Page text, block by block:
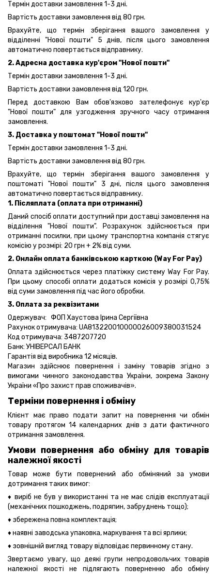
Термін доставки замовлення 1-3 дні.
Вартість доставки замовлення від 80 грн.
Врахуйте, що термін зберігання вашого замовлення у
відділенні "Нової пошти" 5 днів, після цього замовлення
автоматично повертається відправнику.
2. Адресна доставка кур'єром "Нової пошти"
Термін доставки замовлення 1-3 дні.
Вартість доставки замовлення від 120 грн.
Перед доставкою Вам обов'язково зателефонує кур'єр
"Нової пошти" для узгодження зручного часу отримання
замовлення.
3. Доставка у поштомат "Нової пошти"
Термін доставки замовлення 1-3 дні.
Вартість доставки замовлення від 80 грн.
Врахуйте, що термін зберігання вашого замовлення у
поштоматі "Нової пошти" 3 дні, після цього замовлення
автоматично повертається відправнику.
1. Післяплата (оплата при отриманні)
Даний спосіб оплати доступний при доставці замовлення на
відділення "Нової пошти". Розрахунок здійснюється при
отриманні посилки, при цьому транспортна компанія стягує
комісію у розмірі: 20 грн + 2% від суми.
2. Онлайн оплата банківською карткою (Way For Pay)
Оплата здійснюється через платіжку систему Way For Pay.
При цьому способі оплати додаться комісія у розмірі 0,75%
від суми замовлення під час його обробки.
3. Оплата за реквізитами
Одержувач: ФОП Хаустова Ірина Сергіївна
Рахунок отримувача: UA813220010000026009380031524
Код отримувача: 3487207720
Банк: УНІВЕРСАЛ БАНК
Гарантія від виробника 12 місяців.
Магазин здійснює повернення і заміну товарів згідно з
вимогами чинного законодавства України, зокремаЗакону
України «Про захист прав споживачів».
Терміни повернення і обміну
Клієнт має право подати запит на повернення чи обмін
товару протягом 14 календарних днів з дати фактичного
отримання замовлення.
Умови повернення або обміну для товарів
належної якості
Товар може бути повернений або обміняний за умови
дотримання таких вимог:
♦ виріб не був у використанні та не має слідів експлуатації
(механічних пошкоджень, подряпин, забруднень тощо);
♦ збережена повна комплектація;
♦ наявні заводська упаковка, маркування та всі ярлики;
♦ зовнішній вигляд товару відповідає первинному стану.
Звертаємо увагу, що деякі групи непродовольчих товарів
належної якості не підлягають поверненню або обміну